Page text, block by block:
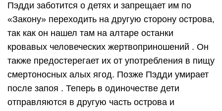
Пэдди заботится о детях и запрещает им по
«Закону» переходить на другую сторону острова,
так как он нашел там на алтаре останки
кровавых человеческих жертвоприношений . Он
также предостерегает их от употребления в пищу
смертоносных алых ягод. Позже Пэдди умирает
после запоя . Теперь в одиночестве дети
отправляются в другую часть острова и